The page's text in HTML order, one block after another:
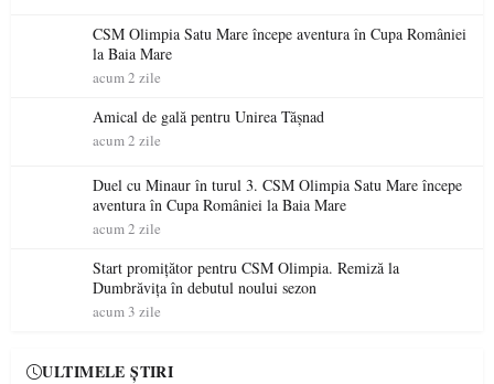
CSM Olimpia Satu Mare începe aventura în Cupa României
la Baia Mare
acum 2 zile
Amical de gală pentru Unirea Tășnad
acum 2 zile
Duel cu Minaur în turul 3. CSM Olimpia Satu Mare începe
aventura în Cupa României la Baia Mare
acum 2 zile
Start promițător pentru CSM Olimpia. Remiză la
Dumbrăvița în debutul noului sezon
acum 3 zile
ULTIMELE ȘTIRI